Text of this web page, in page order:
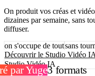
On produit vos créas et
dizaines par semaine, sans
diffuser.
on s'occupe de toutsans
Découvrir le Studio Vidéo IA
Studio Vidéo IA
par Yuge3 formats